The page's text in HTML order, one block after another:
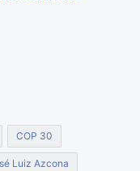
COP 30
Luiz Azcona